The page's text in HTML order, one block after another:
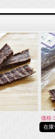
した品質管理のも
もちろん、余計な添
馬肉 ドライパーフ
バー・馬ハツ・馬
酵果物類
ダ、アルゼンチン
質60%以上 粗脂
価格
在庫